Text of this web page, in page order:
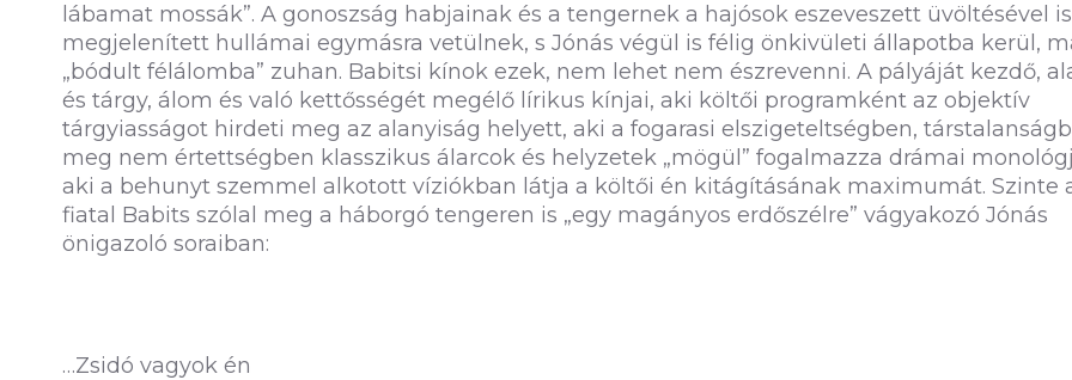
lábamat mossák”. A gonoszság habjainak és a tengernek a hajósok eszeveszett üvöltésével is
megjelenített hullámai egymásra vetülnek, s Jónás végül is félig önkivületi állapotba kerül,
„bódult félálomba” zuhan. Babitsi kínok ezek, nem lehet nem észrevenni. A pályáját kezdő,
és tárgy, álom és való kettősségét megélő lírikus kínjai, aki költői programként az objektív
tárgyiasságot hirdeti meg az alanyiság helyett, aki a fogarasi elszigeteltségben,
meg nem értettségben klasszikus álarcok és helyzetek „mögül” fogalmazza drámai
aki a behunyt szemmel alkotott víziókban látja a költői én kitágításának maximumát. Szinte
fiatal Babits szólal meg a háborgó tengeren is „egy magányos erdőszélre” vágyakozó Jónás
önigazoló soraiban:
…Zsidó vagyok én